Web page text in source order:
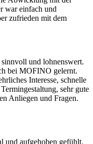
war einfach und
zufrieden mit dem
und lohnenswert.
bei MOFINO gelernt.
Interesse, schnelle
sehr gute
Anliegen und Fragen.
und aufgehoben gefühlt.